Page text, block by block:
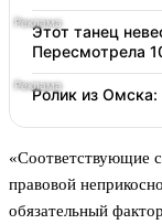
Этот танец
Пересмотрела
Ролик из Омска:
«Соответствующие
правовой
обязательный